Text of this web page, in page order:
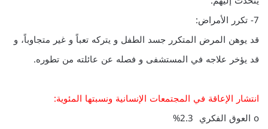
7- تكرر الأمراض:
قد يوهن المرض المتكرر جسد الطفل و يتركه تعباً و غير متجاوباً، و
قد يؤخر علاجه في المستشفى و فصله عن عائلته من تطوره.
انتشار الإعاقة في المجتمعات الإنسانية ونسبتها المئوية:
o العوق الفكري 2.3%